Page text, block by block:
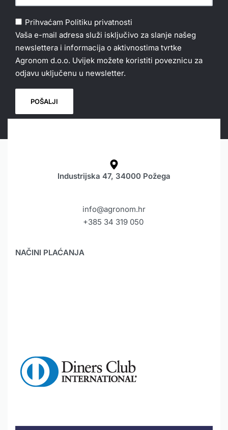
Prihvaćam Politiku privatnosti
Vaša e-mail adresa služi isključivo za slanje našeg
newslettera i informacija o aktivnostima tvrtke
Agronom d.o.o. Uvijek možete koristiti poveznicu za
odjavu uključenu u newsletter.
Industrijska 47, 34000 Požega
info@agronom.hr
+385 34 319 050
NAČINI PLAĆANJA